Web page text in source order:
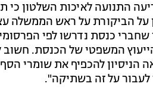
התנועה לאיכות השלטון כי
הביקורת על ראש הממשלה
שחברי כנסת נדרשו לפי
המשפטי של הכנסת.
הניסיון להכפיף את שומרי הסף
לעבור על זה בשתיקה".